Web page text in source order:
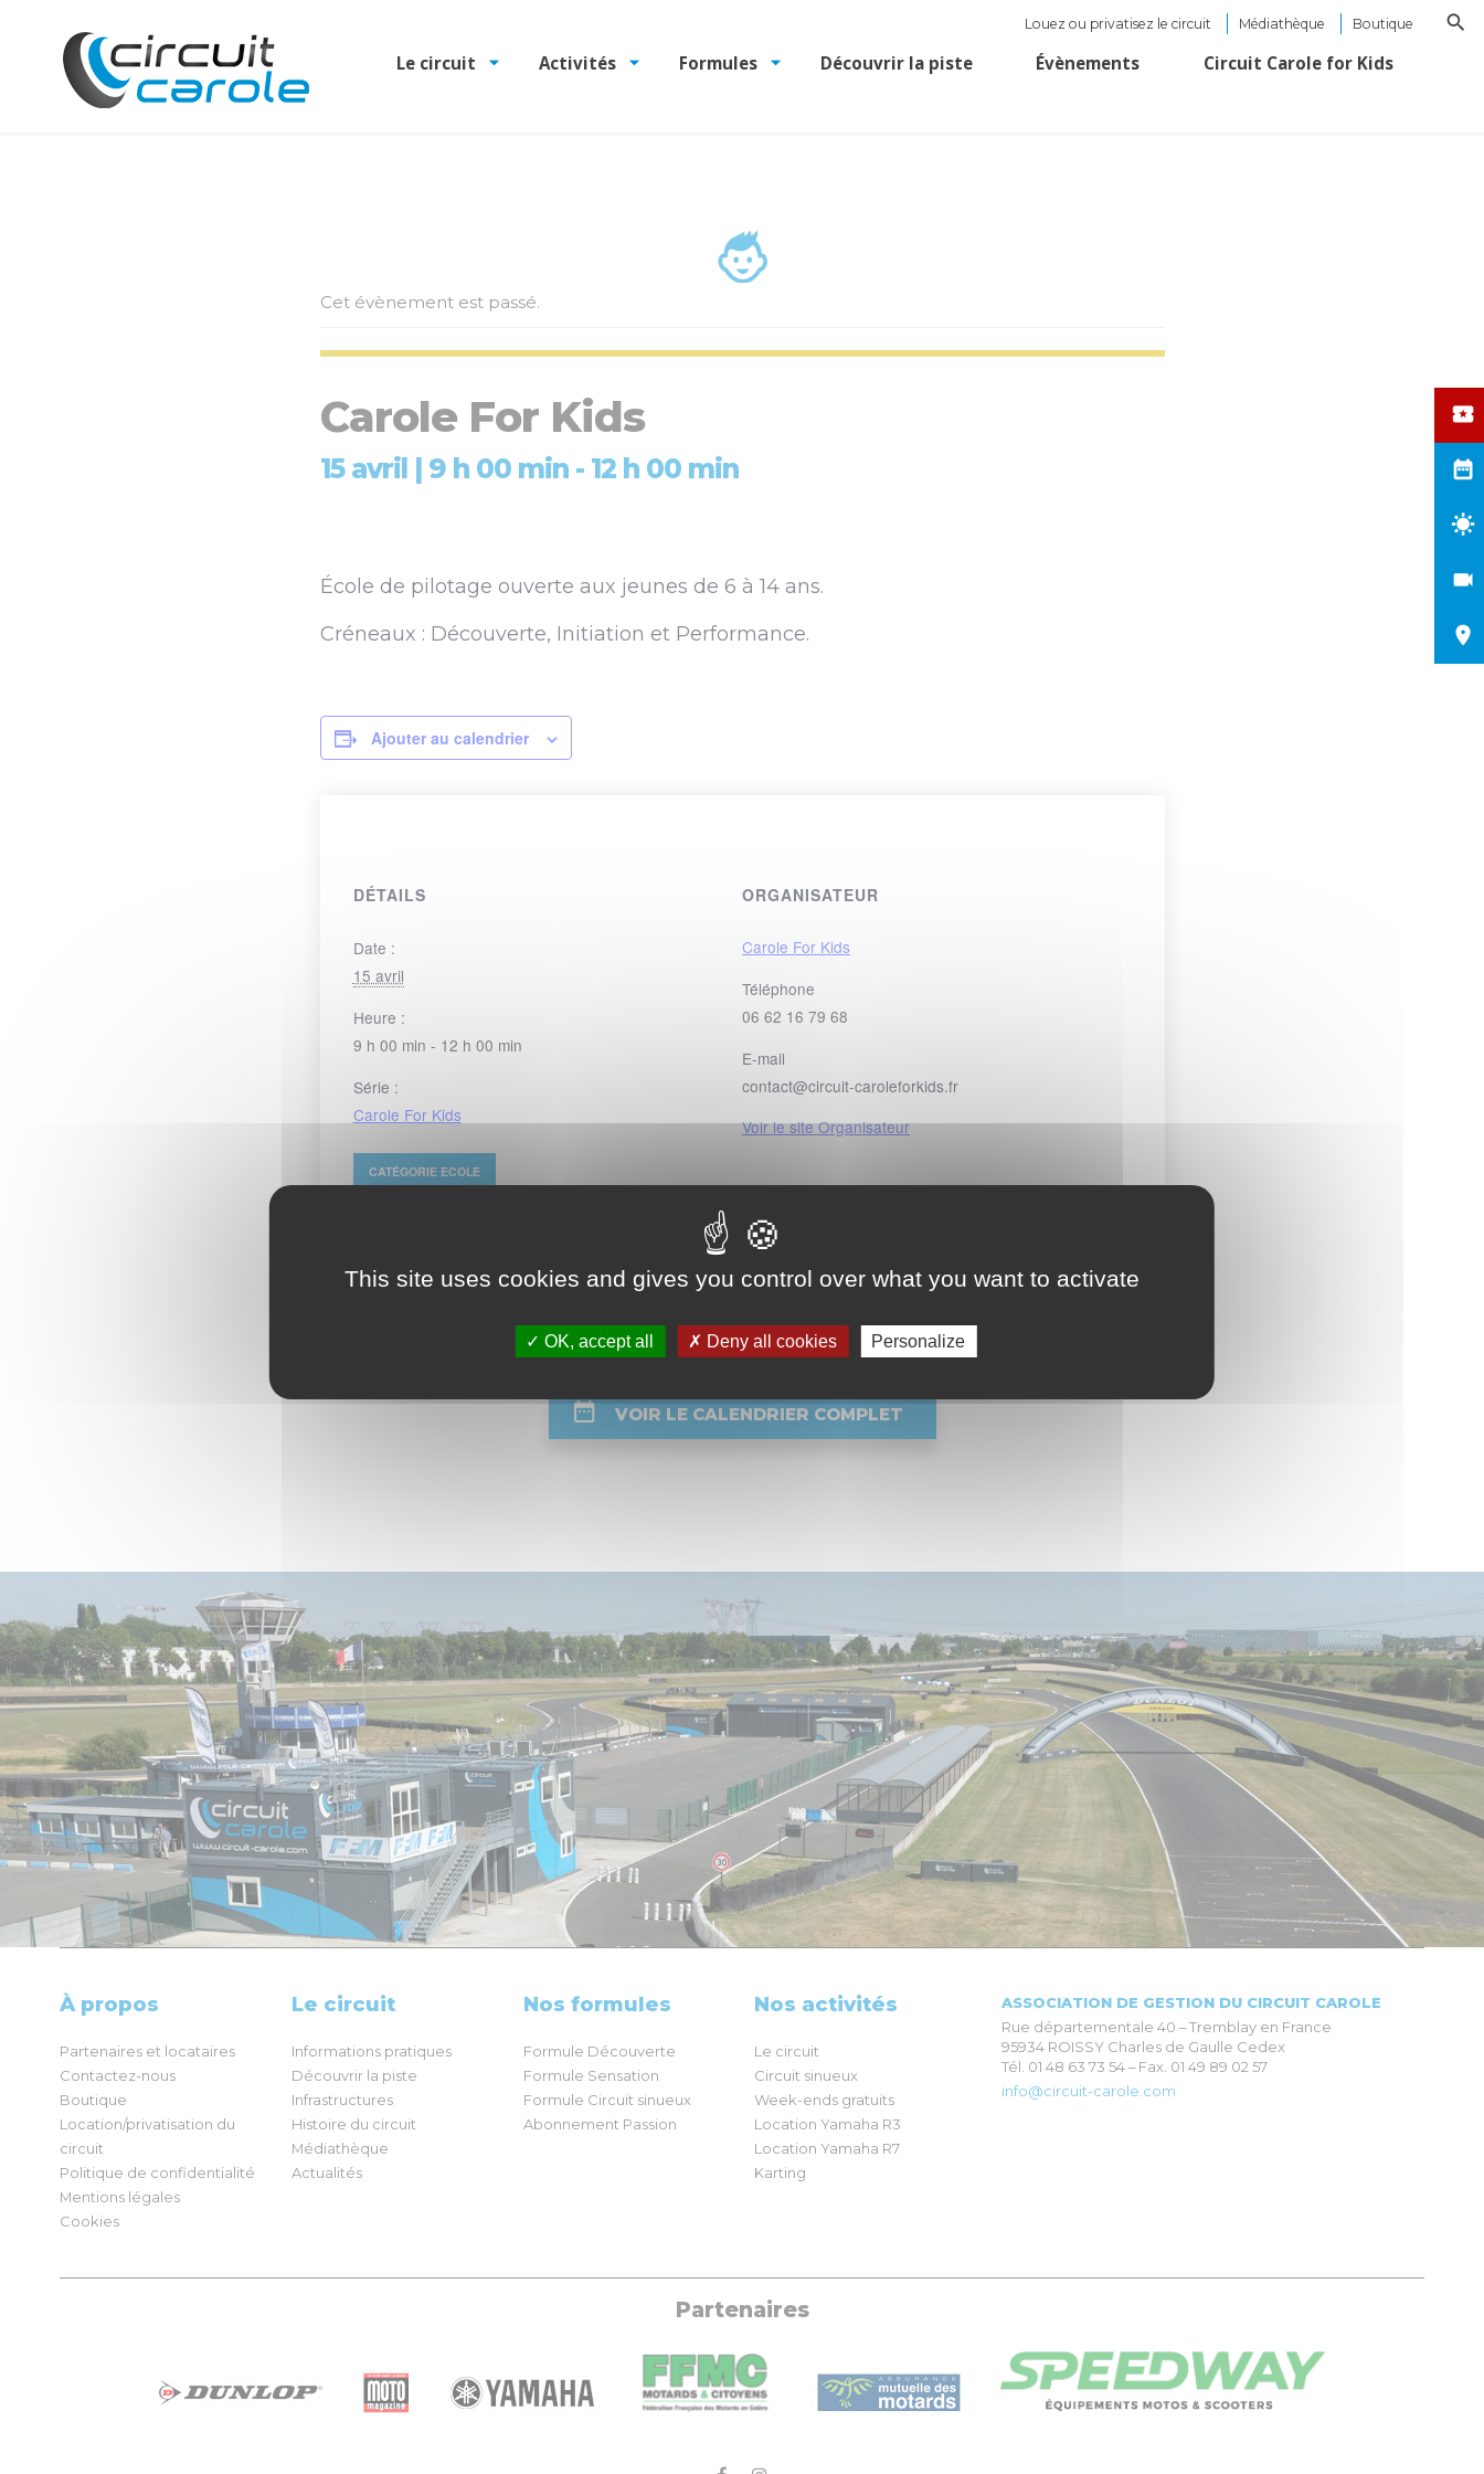
Louez ou privatisez le circuit Médiathèque Boutique
Le circuit Activités Formules Découvrir la piste Évènements Circuit Carole for Kids
Cet évènement est passé.
Carole For Kids
15 avril | 9 h 00 min- 12 h 00 min
École de pilotage ouverte aux jeunes de 6 à 14 ans.
Créneaux : Découverte, Initiation et Performance.
Ajouter au calendrier
DÉTAILS
Date :
15 avril
Heure :
9 h 00 min - 12 h 00 min
Série :
Carole For Kids
CATÉGORIE ECOLE
ORGANISATEUR
Carole For Kids
Téléphone
06 62 16 79 68
E-mail
contact@circuit-caroleforkids.fr
Voir le site Organisateur
VOIR LE CALENDRIER COMPLET
À propos
Partenaires et locataires
Contactez-nous
Boutique
Location/privatisation du
circuit
Politique de confidentialité
Mentions légales
Cookies
Le circuit
Informations pratiques
Découvrir la piste
Infrastructures
Histoire du circuit
Médiathèque
Actualités
Nos formules
Formule Découverte
Formule Sensation
Formule Circuit sinueux
Abonnement Passion
Nos activités
Le circuit
Circuit sinueux
Week-ends gratuits
Location Yamaha R3
Location Yamaha R7
Karting
ASSOCIATION DE GESTION DU CIRCUIT CAROLE
Rue départementale 40 – Tremblay en France
95934 ROISSY Charles de Gaulle Cedex
Tél. 01 48 63 73 54 – Fax. 01 49 89 02 57
info@circuit-carole.com
Partenaires
This site uses cookies and gives you control over what you want to activate
OK, accept all Deny all cookies Personalize